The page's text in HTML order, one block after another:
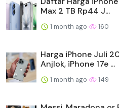
Max 2 TB Rp44 J...
1 month ago 160
Harga iPhone Juli
Anjlok, iPhone 17e ...
1 month ago 149